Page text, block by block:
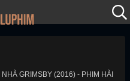
GRIMSBY (2016) - PHIM HÀI